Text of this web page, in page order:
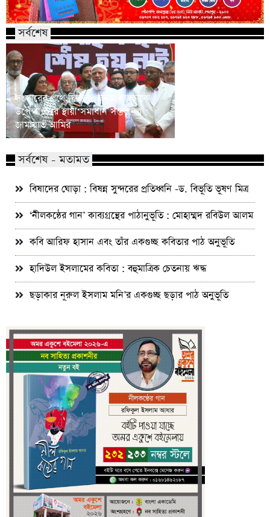
সর্বশেষ
সংস্কারের পথে ফিরুন, জনআকাঙ্ক্ষাকে
উপেক্ষা করে স্থায়ী সমাধান সম্ভব নয় :
জামায়াত আমির
সর্বশেষ - মতামত
বিষাদের ঘোড়া : বিষন্ন সুন্দরের প্রতিধ্বনি -ড. বিভূতি ভূষণ মিত্র
‘নীলকন্ঠের গান’ কাব্যগ্রন্থের পাঠানুভূতি : মোহাম্মদ রবিউল আলম
কবি আরিফ হাসান এবং তাঁর একগুচ্ছ কবিতার পাঠ অনুভূতি
হাদিউল ইসলামের কবিতা : বহুমাত্রিক চেতনায় ঋদ্ধ
ছড়াকার নূরুল ইসলাম মনি’র একগুচ্ছ ছড়ার পাঠ অনুভূতি